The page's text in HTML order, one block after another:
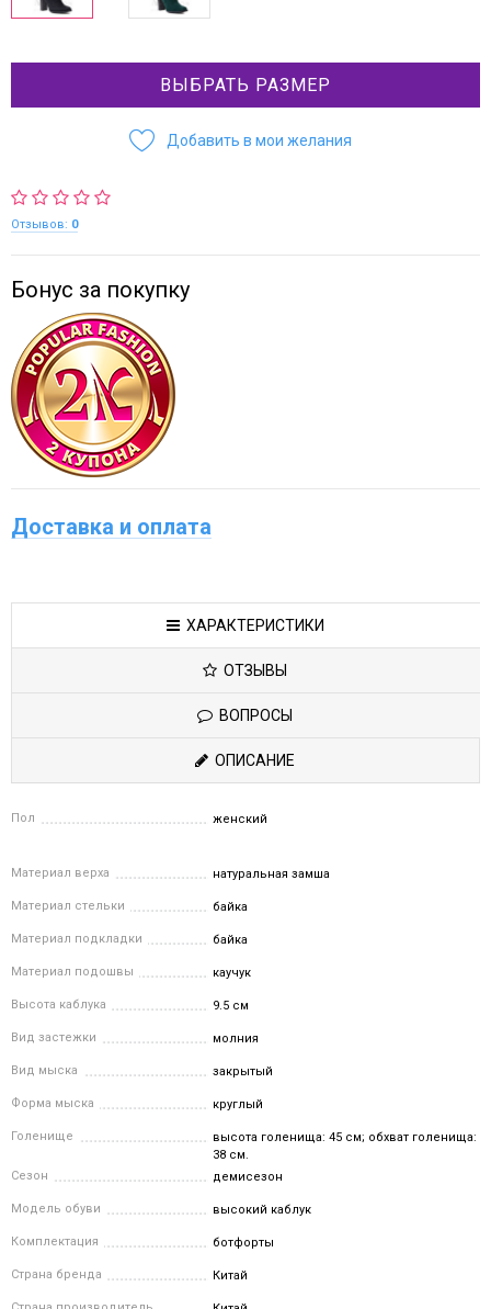
ВЫБРАТЬ РАЗМЕР
Добавить в мои желания
Отзывов: 0
Бонус за покупку
Доставка и оплата
ХАРАКТЕРИСТИКИ
ОТЗЫВЫ
ВОПРОСЫ
ОПИСАНИЕ
Пол женский
Материал верха натуральная замша
Материал стельки байка
Материал подкладки байка
Материал подошвы каучук
Высота каблука 9.5 см
Вид застежки молния
Вид мыска закрытый
Форма мыска круглый
Голенище
высота голенища: 45 см; обхват голенища:
38 см.
Сезон
демисезон
Модель обуви высокий каблук
Комплектация ботфорты
Страна бренда Китай